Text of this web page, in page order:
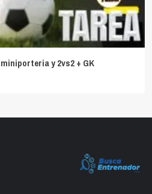
y 2vs2 + GK